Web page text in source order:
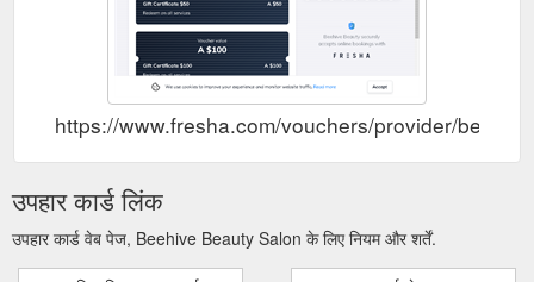
https://www.fresha.com/vouchers/provider/
उपहार कार्ड लिंक
उपहार कार्ड वेब पेज, Beehive Beauty Salon के लिए नियम और शर्तें.